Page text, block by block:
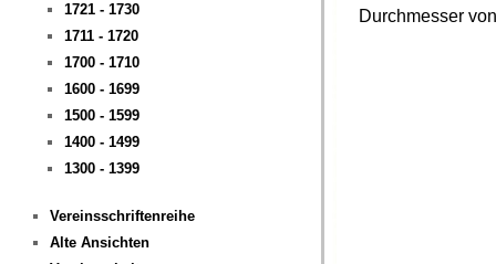
1721 - 1730
1711 - 1720
1700 - 1710
1600 - 1699
1500 - 1599
1400 - 1499
1300 - 1399
Vereinsschriftenreihe
Alte Ansichten
Durchmesser